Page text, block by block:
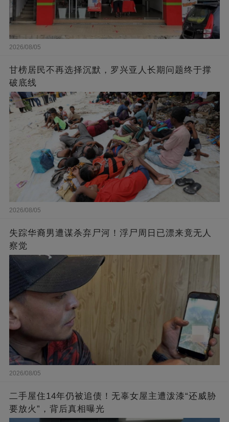
2026/08/05
甘榜居民不再选择沉默，罗兴亚人长期问题终于撑
破底线
2026/08/05
失踪华裔男遭谋杀弃尸河！浮尸周日已漂来竟无人
察觉
2026/08/05
二手屋住14年仍被追债！无辜女屋主遭泼漆“还威胁
要放火”，背后真相曝光